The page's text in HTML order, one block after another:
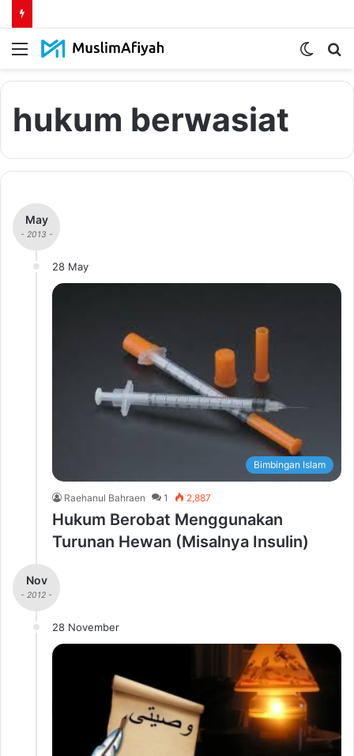
Menu
Switch
hukum berwasiat
May
- 2013 -
28 May
Bimbingan Islam
Raehanul Bahraen 1 2,887
Hukum Berobat Menggunakan
Turunan Hewan (Misalnya Insulin)
Nov
- 2012 -
28 November